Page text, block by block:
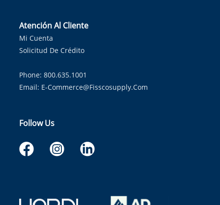
Atención Al Cliente
Mi Cuenta
Solicitud De Crédito
Phone: 800.635.1001
Email: E-Commerce@fisscosupply.com
Follow Us